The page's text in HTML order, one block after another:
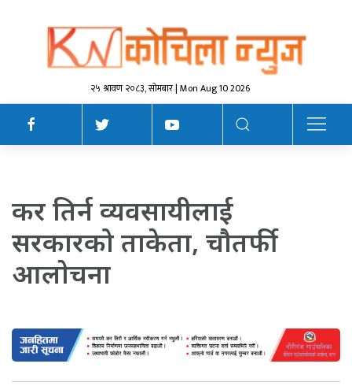
२५ श्रावण २०८३, सोमबार | Mon Aug 10 2026
कर तिर्न व्यवसायीलाई
सरकारको ताकेता, चाैतर्फी
आलाेचना